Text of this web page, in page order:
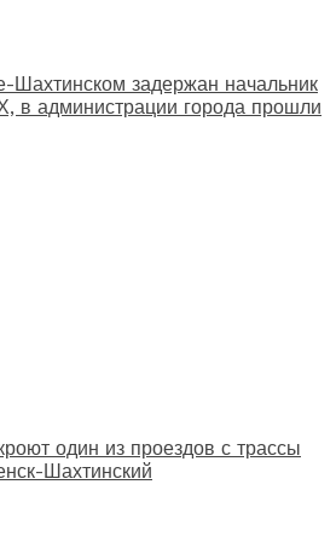
Шахтинском задержан начальник
в администрации города прошли
один из проездов с трассы
Шахтинский